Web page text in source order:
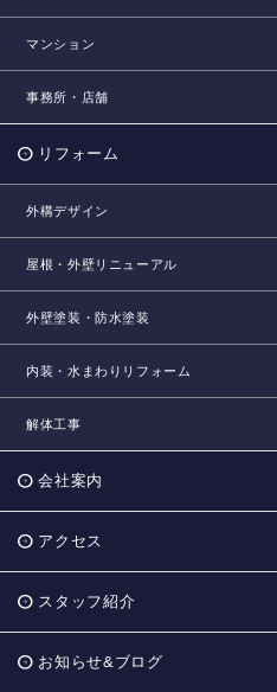
マンション
事務所・店舗
リフォーム
外構デザイン
屋根・外壁リニューアル
外壁塗装・防水塗装
内装・水まわりリフォーム
解体工事
会社案内
アクセス
スタッフ紹介
お知らせ&ブログ